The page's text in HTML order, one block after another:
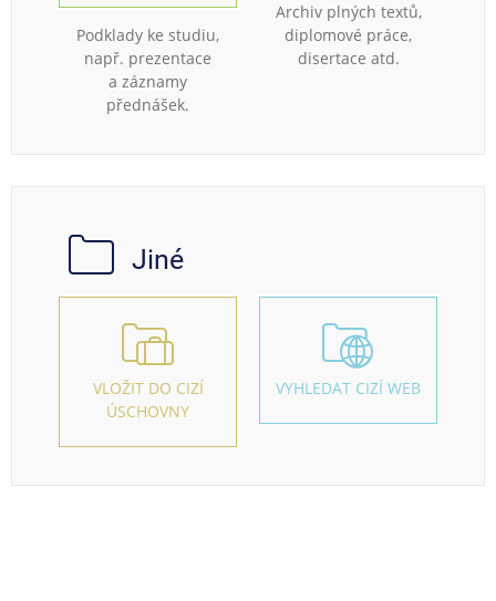
Podklady ke studiu,
např. prezentace
a záznamy
přednášek.
Archiv plných textů,
diplomové práce,
disertace atd.
Jiné
VLOŽIT DO CIZÍ
ÚSCHOVNY
VYHLEDAT CIZÍ WEB